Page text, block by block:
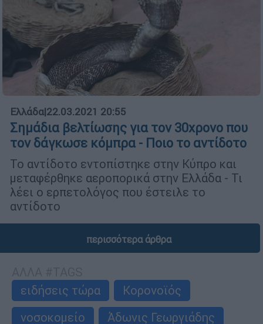
Ελλάδα|22.03.2021 20:55
Σημάδια βελτίωσης για τον 30χρονο που
τον δάγκωσε κόμπρα - Ποιο το αντίδοτο
Το αντίδοτο εντοπίστηκε στην Κύπρο και
μεταφέρθηκε αεροπορικά στην Ελλάδα - Τι
λέει ο ερπετολόγος που έστειλε το
αντίδοτο
περισσότερα άρθρα
ειδήσεις τώρα
Κορονοϊός
νοσοκομείο
Άδωνις Γεωργιάδης